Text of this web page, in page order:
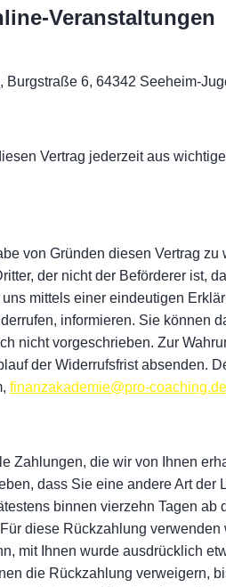
Veranstaltungen
6, 64342 Seeheim-
Vertrag jederzeit aus
von Gründen diesen Vertrag
der nicht der Beförderer ist,
mittels einer eindeutigen
informieren. Sie können
nicht vorgeschrieben. Zur
der Widerrufsfrist absenden.
finanzakademie@pro-coaching.de
Zahlungen, die wir von Ihnen
dass Sie eine andere Art
binnen vierzehn Tagen
diese Rückzahlung
mit Ihnen wurde ausdrücklich
die Rückzahlung verweigern,